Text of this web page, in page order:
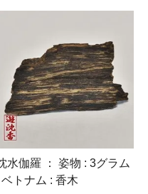
水伽羅 ： 姿物 : 3グラム
ベトナム : 香木